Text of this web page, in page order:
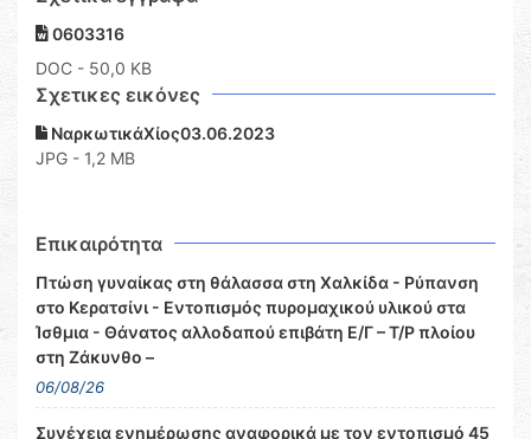
0603316
DOC - 50,0 KB
Σχετικες εικόνες
ΝαρκωτικάΧίος03.06.2023
JPG - 1,2 MB
Επικαιρότητα
Πτώση γυναίκας στη θάλασσα στη Χαλκίδα - Ρύπανση
στο Κερατσίνι - Εντοπισμός πυρομαχικού υλικού στα
Ίσθμια - Θάνατος αλλοδαπού επιβάτη Ε/Γ – Τ/Ρ πλοίου
στη Ζάκυνθο –
06/08/26
Συνέχεια ενημέρωσης αναφορικά με τον εντοπισμό 45